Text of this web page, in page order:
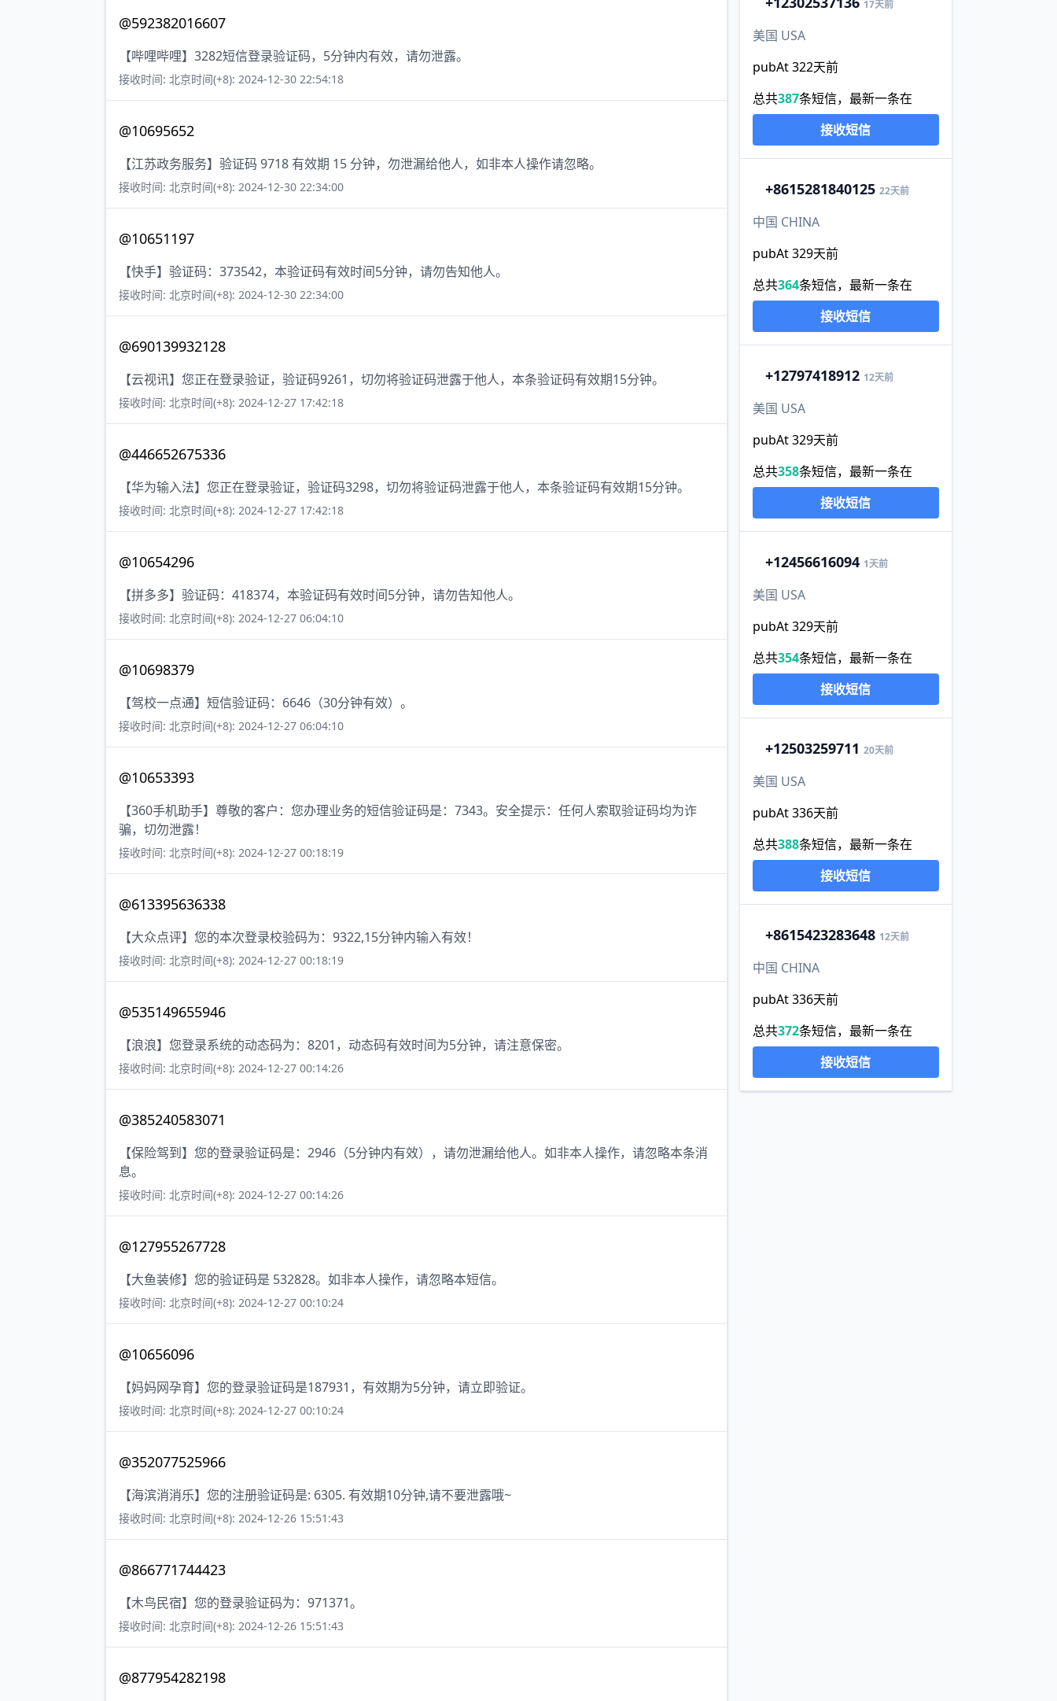
@592382016607
【哔哩哔哩】3282短信登录验证码，5分钟内有效，请勿泄露。
接收时间: 北京时间(+8): 2024-12-30 22:54:18
@10695652
【江苏政务服务】验证码 9718 有效期 15 分钟，勿泄漏给他人，如非本人操作请忽略。
接收时间: 北京时间(+8): 2024-12-30 22:34:00
@10651197
【快手】验证码：373542，本验证码有效时间5分钟，请勿告知他人。
接收时间: 北京时间(+8): 2024-12-30 22:34:00
@690139932128
【云视讯】您正在登录验证，验证码9261，切勿将验证码泄露于他人，本条验证码有效期15分钟。
接收时间: 北京时间(+8): 2024-12-27 17:42:18
@446652675336
【华为输入法】您正在登录验证，验证码3298，切勿将验证码泄露于他人，本条验证码有效期15分钟。
接收时间: 北京时间(+8): 2024-12-27 17:42:18
@10654296
【拼多多】验证码：418374，本验证码有效时间5分钟，请勿告知他人。
接收时间: 北京时间(+8): 2024-12-27 06:04:10
@10698379
【驾校一点通】短信验证码：6646（30分钟有效）。
接收时间: 北京时间(+8): 2024-12-27 06:04:10
@10653393
【360手机助手】尊敬的客户：您办理业务的短信验证码是：7343。安全提示：任何人索取验证码均为诈
骗，切勿泄露！
接收时间: 北京时间(+8): 2024-12-27 00:18:19
@613395636338
【大众点评】您的本次登录校验码为：9322,15分钟内输入有效！
接收时间: 北京时间(+8): 2024-12-27 00:18:19
@535149655946
【浪浪】您登录系统的动态码为：8201，动态码有效时间为5分钟，请注意保密。
接收时间: 北京时间(+8): 2024-12-27 00:14:26
@385240583071
【保险驾到】您的登录验证码是：2946（5分钟内有效），请勿泄漏给他人。如非本人操作，请忽略本条消
息。
接收时间: 北京时间(+8): 2024-12-27 00:14:26
@127955267728
【大鱼装修】您的验证码是 532828。如非本人操作，请忽略本短信。
接收时间: 北京时间(+8): 2024-12-27 00:10:24
@10656096
【妈妈网孕育】您的登录验证码是187931，有效期为5分钟，请立即验证。
接收时间: 北京时间(+8): 2024-12-27 00:10:24
@352077525966
【海滨消消乐】您的注册验证码是: 6305. 有效期10分钟,请不要泄露哦~
接收时间: 北京时间(+8): 2024-12-26 15:51:43
@866771744423
【木鸟民宿】您的登录验证码为：971371。
接收时间: 北京时间(+8): 2024-12-26 15:51:43
@877954282198
17天前
美国 USA
pubAt 322天前
总共387条短信，最新一条在
接收短信
+8615281840125 22天前
中国 CHINA
pubAt 329天前
总共364条短信，最新一条在
接收短信
+12797418912 12天前
美国 USA
pubAt 329天前
总共358条短信，最新一条在
接收短信
+12456616094 1天前
美国 USA
pubAt 329天前
总共354条短信，最新一条在
接收短信
+12503259711 20天前
美国 USA
pubAt 336天前
总共388条短信，最新一条在
接收短信
+8615423283648 12天前
中国 CHINA
pubAt 336天前
总共372条短信，最新一条在
接收短信